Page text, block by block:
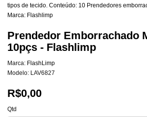
tipos de tecido. Conteúdo: 10 Prendedores
Marca: Flashlimp
Prendedor Emborrachado
10pçs - Flashlimp
Marca: FlashLimp
Modelo: LAV6827
R$0,00
Qtd